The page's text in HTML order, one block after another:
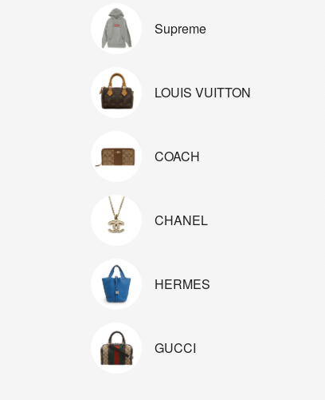
Supreme
LOUIS VUITTON
COACH
CHANEL
HERMES
GUCCI